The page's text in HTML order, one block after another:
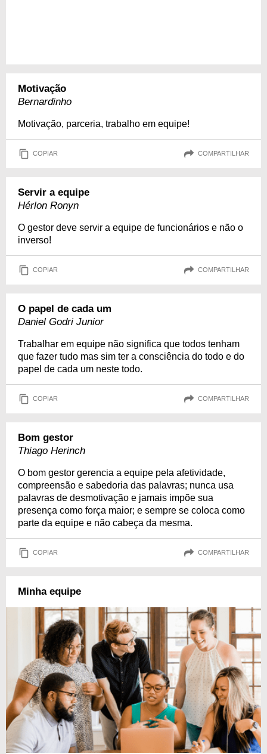
Motivação
Bernardinho
Motivação, parceria, trabalho em equipe!
COPIAR COMPARTILHAR
Servir a equipe
Hérlon Ronyn
O gestor deve servir a equipe de funcionários e não o
inverso!
COPIAR COMPARTILHAR
O papel de cada um
Daniel Godri Junior
Trabalhar em equipe não significa que todos tenham
que fazer tudo mas sim ter a consciência do todo e do
papel de cada um neste todo.
COPIAR COMPARTILHAR
Bom gestor
Thiago Herinch
O bom gestor gerencia a equipe pela afetividade,
compreensão e sabedoria das palavras; nunca usa
palavras de desmotivação e jamais impõe sua
presença como força maior; e sempre se coloca como
parte da equipe e não cabeça da mesma.
COPIAR COMPARTILHAR
Minha equipe